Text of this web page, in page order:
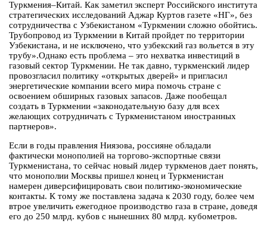
Туркмения–Китай. Как заметил эксперт Российского института
стратегических исследований Аджар Куртов газете «НГ», без
сотрудничества с Узбекистаном «Туркмении сложно обойтись.
Трубопровод из Туркмении в Китай пройдет по территории
Узбекистана, и не исключено, что узбекский газ вольется в эту
трубу».Однако есть проблема – это нехватка инвестиций в
газовый сектор Туркмении. Не так давно, туркменский лидер
провозгласил политику «открытых дверей» и пригласил
энергетические компании всего мира помочь стране с
освоением обширных газовых запасов. Даже пообещал
создать в Туркмении «законодательную базу для всех
желающих сотрудничать с Туркменистаном иностранных
партнеров».
Если в годы правления Ниязова, россияне обладали
фактически монополией на торгово-экспортные связи
Туркменистана, то сейчас новый лидер туркменов дает понять,
что монополии Москвы пришел конец и Туркменистан
намерен диверсифицировать свои политико-экономические
контакты. К тому же поставлена задача к 2030 году, более чем
втрое увеличить ежегодное производство газа в стране, доведя
его до 250 млрд. кубов с нынешних 80 млрд. кубометров.